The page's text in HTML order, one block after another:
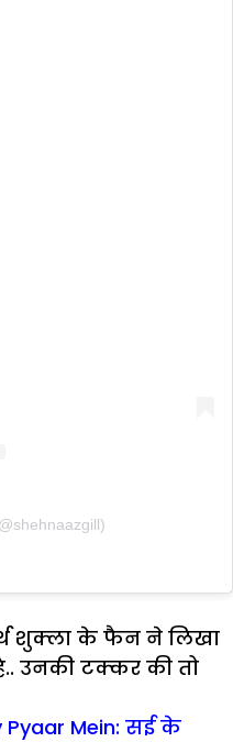
शुक्ला के फैन ने लिखा
उनकी टक्कर की तो
Pyaar Mein: सई के